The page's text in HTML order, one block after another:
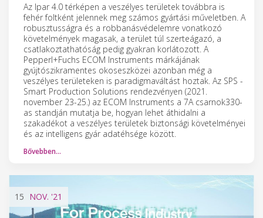
Az Ipar 4.0 térképen a veszélyes területek továbbra is
fehér foltként jelennek meg számos gyártási műveletben. A
robusztusságra és a robbanásvédelemre vonatkozó
követelmények magasak, a terület túl szerteágazó, a
csatlakoztathatóság pedig gyakran korlátozott. A
Pepperl+Fuchs ECOM Instruments márkájának
gyújtószikramentes okoseszközei azonban még a
veszélyes területeken is paradigmaváltást hoztak. Az SPS -
Smart Production Solutions rendezvényen (2021.
november 23-25.) az ECOM Instruments a 7A csarnok330-
as standján mutatja be, hogyan lehet áthidalni a
szakadékot a veszélyes területek biztonsági követelményei
és az intelligens gyár adatéhsége között.
Bővebben…
15 NOV. '21